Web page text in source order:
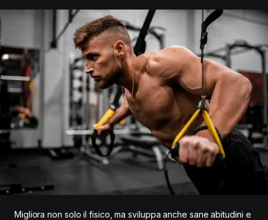
Migliora non solo il fisico, ma sviluppa anche sane abitudini e